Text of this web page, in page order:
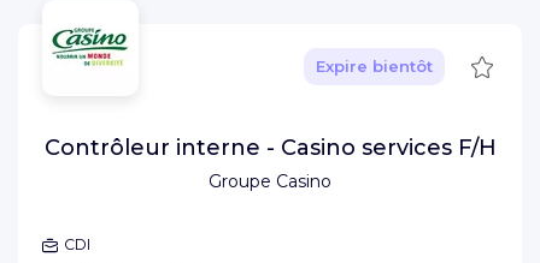
Groupe Casino
Expire bientôt
Contrôleur interne - Casino services F/H
CDI